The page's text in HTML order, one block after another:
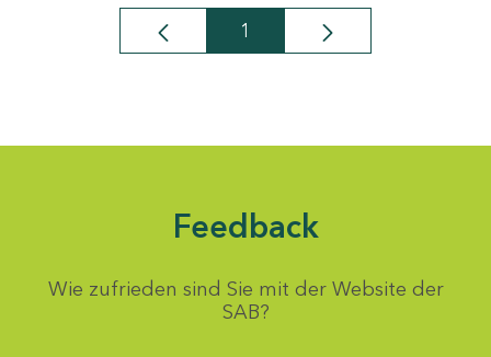
Seite
1
Feedback
Wie zufrieden sind Sie mit der Website der
SAB?